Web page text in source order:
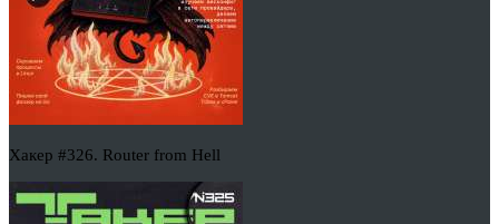
Хакер #326. Router from Hell